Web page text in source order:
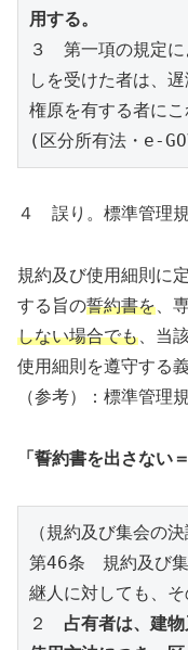
用する。
３　第一項の規定
しを受けた者は、
権原を有する者にこ
(区分所有法・e-
４ 誤り。標準管理
規約及び使用細則に
する旨の誓約書を 、
しない場合でも 、当
使用細則を遵守する
（参考）：標準管理
「誓約書を出さない
（規約及び集会の決
第46条　規約及び
継人に対しても、そ
２ 占有者は、建